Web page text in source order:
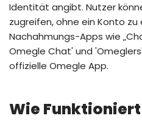
Identität angibt. Nutzer
zugreifen, ohne ein Konto zu
Nachahmungs-Apps wie
Omegle Chat' und
offizielle Omegle App.
Wie